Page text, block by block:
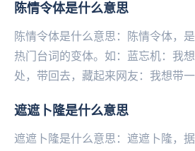
很...
陈情令体是什么意思
陈情令体是什么意思：陈情令体，
热门台词的变体。如：蓝忘机：我
处，带回去，藏起来网友：我想带
是...
遮遮卜隆是什么意思
遮遮卜隆是什么意思：遮遮卜隆，